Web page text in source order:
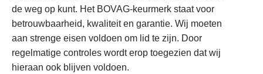
de weg op kunt. Het BOVAG-keurmerk staat voor
betrouwbaarheid, kwaliteit en garantie. Wij moeten
aan strenge eisen voldoen om lid te zijn. Door
regelmatige controles wordt erop toegezien dat wij
hieraan ook blijven voldoen.